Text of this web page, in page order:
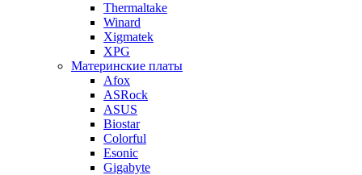
Thermaltake
Winard
Xigmatek
XPG
Материнские платы
Afox
ASRock
ASUS
Biostar
Colorful
Esonic
Gigabyte